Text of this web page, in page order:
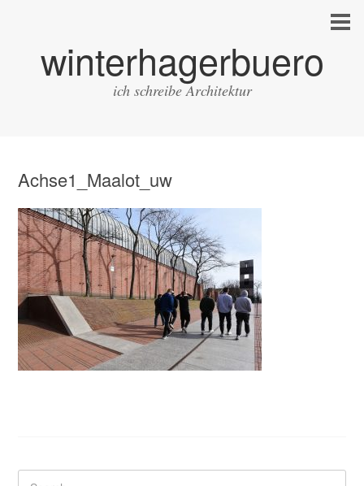
winterhagerbuero
ich schreibe Architektur
Achse1_Maalot_uw